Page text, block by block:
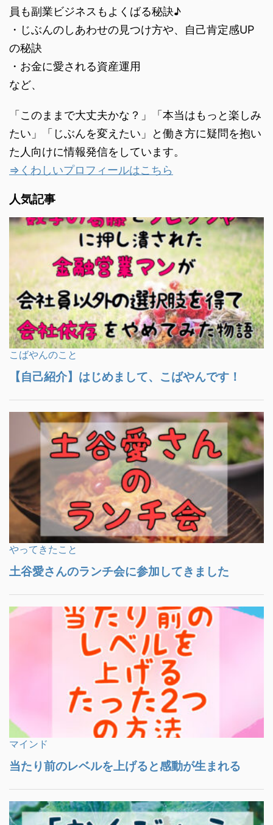
員も副業ビジネスもよくばる秘訣♪
・じぶんのしあわせの見つけ方や、自己肯定感UP
の秘訣
・お金に愛される資産運用
など、
「このままで大丈夫かな？」「本当はもっと楽しみ
たい」「じぶんを変えたい」と働き方に疑問を抱い
た人向けに情報発信をしています。
⇒くわしいプロフィールはこちら
人気記事